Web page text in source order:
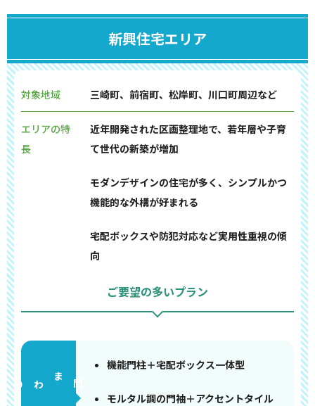
新興住宅エリア
対象地域 三崎町、前宿町、松岸町、川口町周辺など
エリアの特
長
近年開発された区画整理地で、若年層や子育
て世代の新築が増加
モダンデザインの住宅が多く、シンプルかつ
機能的な外構が好まれる
宅配ボックスや防犯対応など実用性重視の傾
向
ご要望の多いプラン
門まわり
機能門柱＋宅配ボックス一体型
モルタル調の門袖＋アクセントタイル